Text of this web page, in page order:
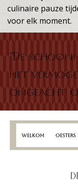
culinaire pauze
voor elk moment.
“De
het
ongeacht
WELKOM Oesters